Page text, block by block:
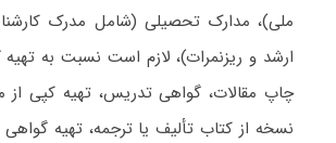
ملی)، مدارک تحصیلی (شامل مدرک
ارشد و ریزنمرات)، لازم است نسبت به
چاپ مقالات، گواهی تدریس، تهیه کپی از
نسخه از کتاب تألیف یا ترجمه، تهیه